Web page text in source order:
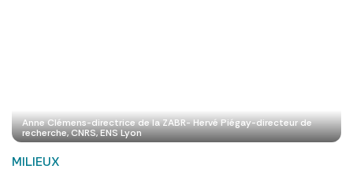
Anne Clémens-directrice de la ZABR- Hervé Piégay-directeur de
recherche, CNRS, ENS Lyon
MILIEUX